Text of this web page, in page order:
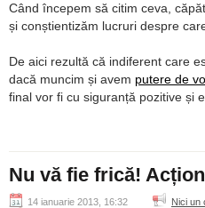
Când începem să citim ceva,
și conștientizăm lucruri despre
De aici rezultă că indiferent care
dacă muncim și avem putere de
final vor fi cu siguranță pozitive și
Nu vă fie frică!
14 ianuarie 2013, 16:32
Nici un